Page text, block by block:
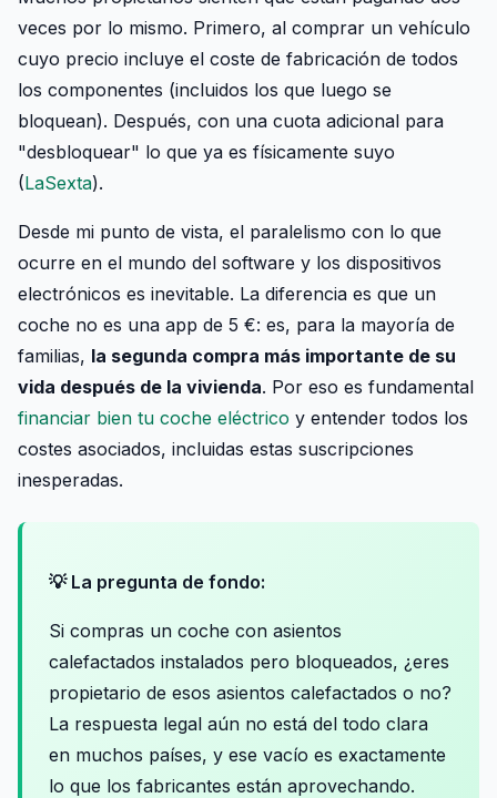
veces por lo mismo. Primero, al comprar un vehículo
cuyo precio incluye el coste de fabricación de todos
los componentes (incluidos los que luego se
bloquean). Después, con una cuota adicional para
"desbloquear" lo que ya es físicamente suyo
(LaSexta).
Desde mi punto de vista, el paralelismo con lo que
ocurre en el mundo del software y los dispositivos
electrónicos es inevitable. La diferencia es que un
coche no es una app de 5 €: es, para la mayoría de
familias, la segunda compra más importante de su
vida después de la vivienda. Por eso es fundamental
financiar bien tu coche eléctrico y entender todos los
costes asociados, incluidas estas suscripciones
inesperadas.
💡 La pregunta de fondo:
Si compras un coche con asientos
calefactados instalados pero bloqueados, ¿eres
propietario de esos asientos calefactados o no?
La respuesta legal aún no está del todo clara
en muchos países, y ese vacío es exactamente
lo que los fabricantes están aprovechando.